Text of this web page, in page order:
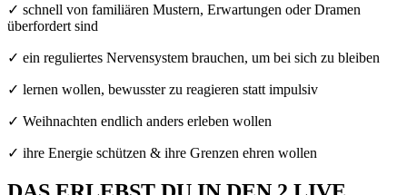
✓ schnell von familiären Mustern, Erwartungen oder Dramen
überfordert sind
✓ ein reguliertes Nervensystem brauchen, um bei sich zu bleiben
✓ lernen wollen, bewusster zu reagieren statt impulsiv
✓ Weihnachten endlich anders erleben wollen
✓ ihre Energie schützen & ihre Grenzen ehren wollen